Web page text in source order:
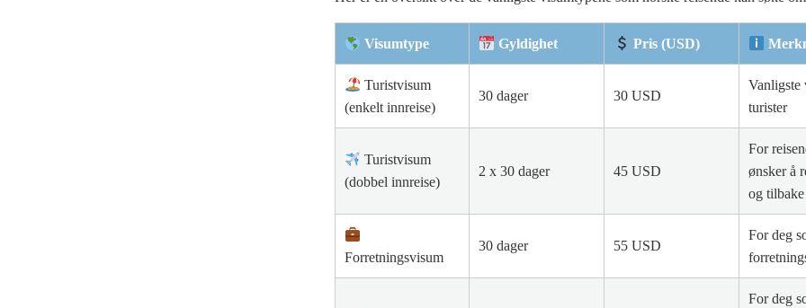
Visumtype Gyldighet Pris (USD)
Turistvisum
(enkelt innreise)
30 dager 30 USD
Vanligste
turister
Turistvisum
(dobbel innreise)
2 x 30 dager 45 USD
For
ønsker å
og tilbake
Forretningsvisum
30 dager 55 USD
For deg
For deg